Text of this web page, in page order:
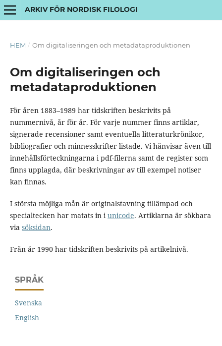
ARKIV FÖR NORDISK FILOLOGI
HEM / Om digitaliseringen och metadataproduktionen
Om digitaliseringen och
metadataproduktionen
För åren 1883–1989 har tidskriften beskrivits på
nummernivå, år för år. För varje nummer finns artiklar,
signerade recensioner samt eventuella litteraturkrönikor,
bibliografier och minnesskrifter listade. Vi hänvisar även till
innehållsförteckningarna i pdf-filerna samt de register som
finns upplagda, där beskrivningar av till exempel notiser
kan finnas.
I största möjliga mån är originalstavning tillämpad och
specialtecken har matats in iunicode. Artiklarna är sökbara
via söksidan.
Från år 1990 har tidskriften beskrivits på artikelnivå.
SPRÅK
Svenska
English